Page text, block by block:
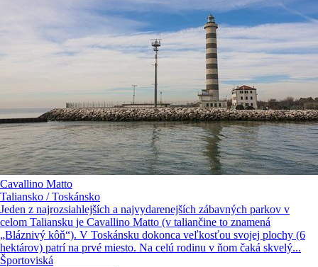
Cavallino Matto
Taliansko / Toskánsko
Jeden z najrozsiahlejších a najvydarenejších zábavných parkov v
celom Taliansku je Cavallino Matto (v taliančine to znamená
„Bláznivý kôň“). V Toskánsku dokonca veľkosťou svojej plochy (6
hektárov) patrí na prvé miesto. Na celú rodinu v ňom čaká skvelý...
Športoviská